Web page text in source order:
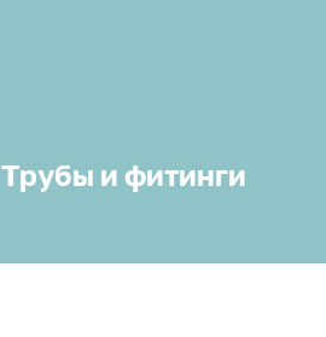
Трубы и фитинги